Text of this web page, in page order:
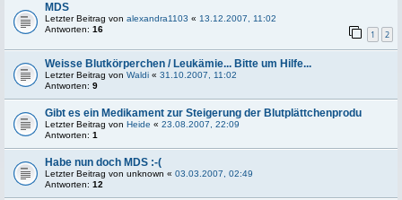
MDS
Letzter Beitrag von alexandra1103 « 13.12.2007, 11:02
Antworten: 16 1 2
Weisse Blutkörperchen / Leukämie... Bitte um Hilfe...
Letzter Beitrag von Waldi « 31.10.2007, 11:02
Antworten: 9
Gibt es ein Medikament zur Steigerung der Blutplättchenprodu
Letzter Beitrag von Heide « 23.08.2007, 22:09
Antworten: 1
Habe nun doch MDS :-(
Letzter Beitrag von unknown « 03.03.2007, 02:49
Antworten: 12